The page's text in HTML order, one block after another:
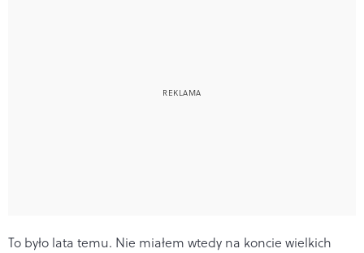
To było lata temu. Nie miałem wtedy na koncie wielkich